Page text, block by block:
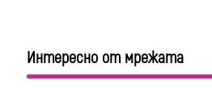
Интересно от мрежата